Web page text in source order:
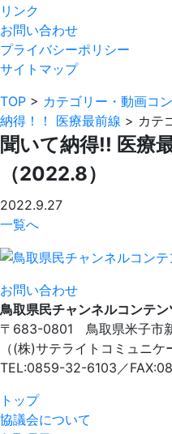
リンク
お問い合わせ
プライバシーポリシー
サイトマップ
TOP > カテゴリー・動画コ
納得！！ 医療最前線 > カテ
聞いて納得!! 医療
（2022.8）
2022.9.27
一覧へ
お問い合わせ
鳥取県民チャンネルコンテ
〒683-0801 鳥取県米子市
（(株)サテライトコミュニケ
TEL:0859-32-6103／
トップ
協議会について